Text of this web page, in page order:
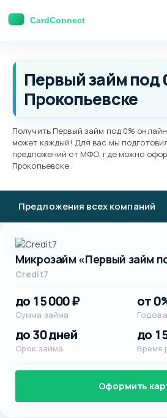
Первый займ под
Прокопьевске
Получить Первый займ под 0%
может каждый! Для вас мы
предложений от МФО, где можно
Прокопьевске.
Предложения всех компаний
Микрозайм «Первый займ
Credit7
до 15 000 ₽
Сумма займа
от
до 30 дней
Срок займа
до
Время
Оформить